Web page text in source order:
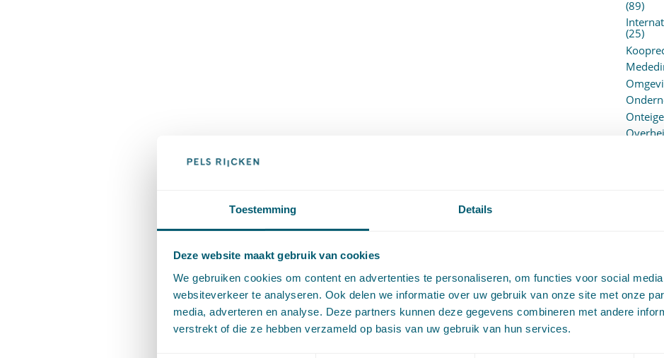
Toestemming Details
Deze website maakt gebruik van cookies
We gebruiken cookies om content en advertenties te personaliseren, om functies voor social
websiteverkeer te analyseren. Ook delen we informatie over uw gebruik van onze site met onze
media, adverteren en analyse. Deze partners kunnen deze gegevens combineren met andere
verstrekt of die ze hebben verzameld op basis van uw gebruik van hun services.
(89)
(25)